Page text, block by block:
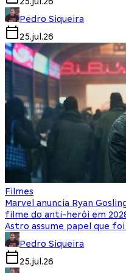
Pedro Siqueira
25.jul.26
Filmes
Marvel anuncia Ryan
filme do anti-herói em
Astro assume papel que foi
Pedro Siqueira
25.jul.26